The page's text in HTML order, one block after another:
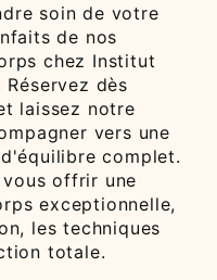
soin de votre
de nos
chez Institut
dès
laissez notre
vers une
complet.
offrir une
exceptionnelle,
les techniques
totale.